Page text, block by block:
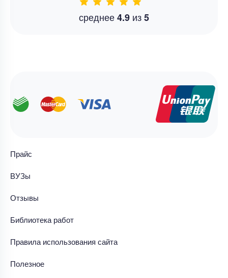
среднее4.9 из5
Прайс
ВУЗы
Отзывы
Библиотека работ
Правила использования сайта
Полезное